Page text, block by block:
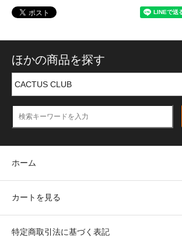
ほかの商品を探す
ホーム
カートを見る
特定商取引法に基づく表記